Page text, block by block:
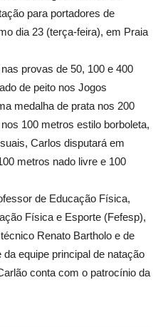
para portadores de
dia 23 (terça-feira), em Praia
provas de 50, 100 e 400
de peito nos Jogos
medalha de prata nos 200
100 metros estilo borboleta,
Carlos disputará em
metros nado livre e 100
de Educação Física,
Física e Esporte (Fefesp),
Renato Bartholo e de
equipe principal de natação
conta com o patrocínio da